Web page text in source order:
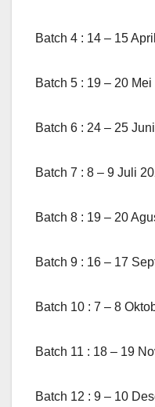
Batch 4 : 14 – 15
Batch 5 : 19 – 20
Batch 6 : 24 – 25
Batch 7 : 8 – 9 Juli
Batch 8 : 19 – 20
Batch 9 : 16 – 17
Batch 10 : 7 – 8
Batch 11 : 18 – 19
Batch 12 : 9 – 10